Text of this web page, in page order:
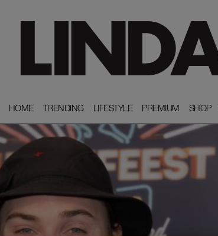
HOME
HOME TRENDING
TRENDING LIFESTYLE
LIFESTYLE PREMIUM
PREMIUM SHOP
SHOP